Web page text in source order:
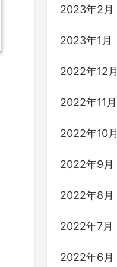
2023年2月
2023年1月
2022年12月
2022年11月
2022年10月
2022年9月
2022年8月
2022年7月
2022年6月